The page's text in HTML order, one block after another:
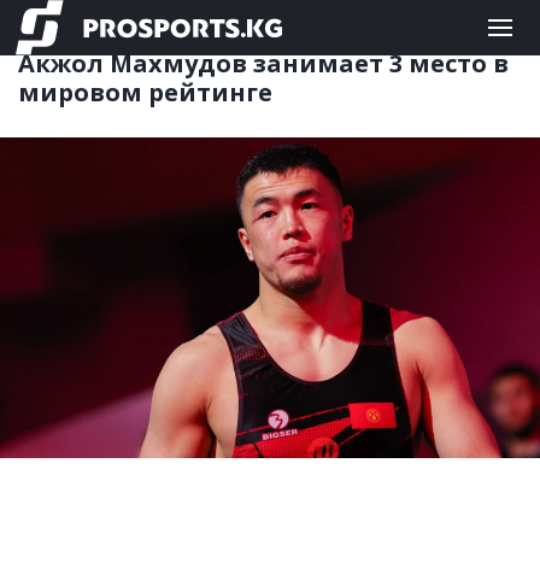
БОРЬБА 24.08.2023 10:23
Акжол Махмудов занимает 3 место в
мировом рейтинге